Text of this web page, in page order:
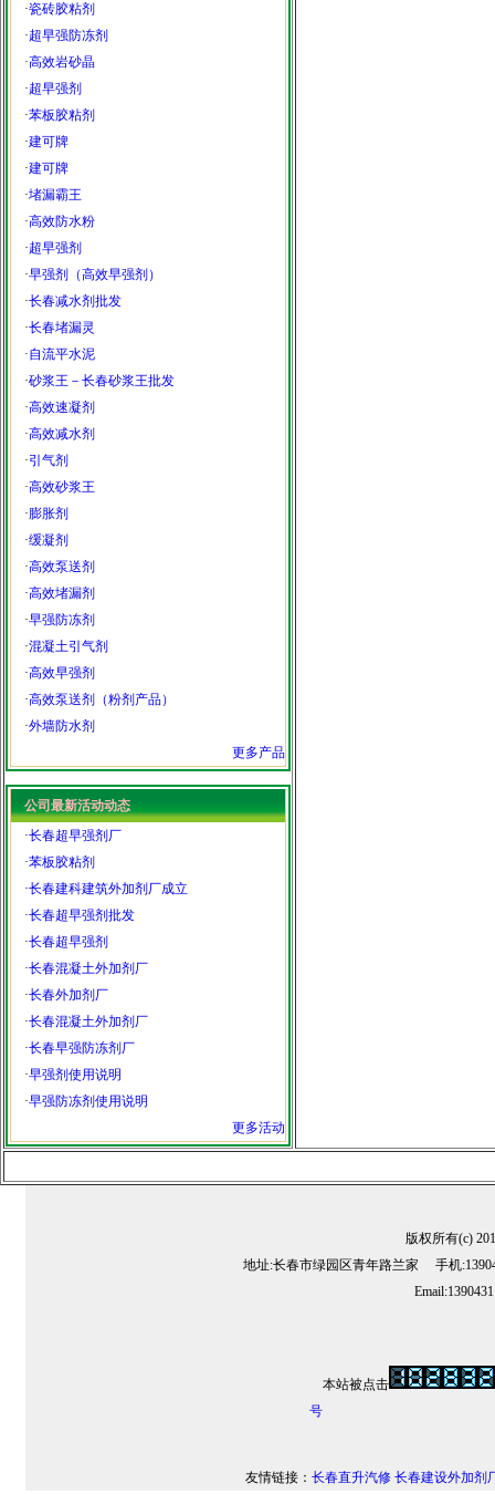
·瓷砖胶粘剂
·超早强防冻剂
·高效岩砂晶
·超早强剂
·苯板胶粘剂
·建可牌
·建可牌
·堵漏霸王
·高效防水粉
·超早强剂
·早强剂（高效早强剂）
·长春减水剂批发
·长春堵漏灵
·自流平水泥
·砂浆王－长春砂浆王批发
·高效速凝剂
·高效减水剂
·引气剂
·高效砂浆王
·膨胀剂
·缓凝剂
·高效泵送剂
·高效堵漏剂
·早强防冻剂
·混凝土引气剂
·高效早强剂
·高效泵送剂（粉剂产品）
·外墙防水剂
更多产品
公司最新活动动态
·长春超早强剂厂
·苯板胶粘剂
·长春建科建筑外加剂厂成立
·长春超早强剂批发
·长春超早强剂
·长春混凝土外加剂厂
·长春外加剂厂
·长春混凝土外加剂厂
·长春早强防冻剂厂
·早强剂使用说明
·早强防冻剂使用说明
更多活动
版权所有(c)
地址:长春市绿园区青年路兰家 手机
本站被点击
号
友情链接： 长春直升汽修 长春建设外加剂